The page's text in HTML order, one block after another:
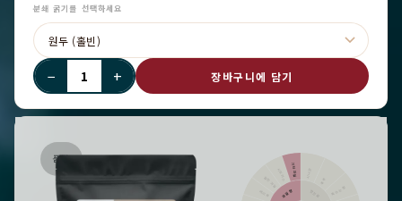
분쇄 굵기를 선택하세요
− + 장바구니에 담기
품절
후추
기타 과일
과일향